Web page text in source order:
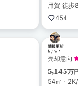
用賀 徒歩
454
けい
売却意向
5,145万
54㎡・